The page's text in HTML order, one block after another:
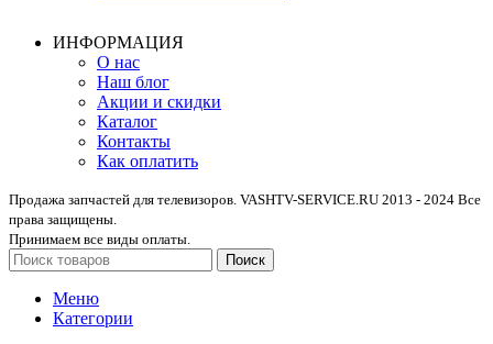
ИНФОРМАЦИЯ
О нас
Наш блог
Акции и скидки
Каталог
Контакты
Как оплатить
Продажа запчастей для телевизоров. VASHTV-SERVICE.RU 2013 - 2024 Все
права защищены.
Принимаем все виды оплаты.
Поиск
Меню
Категории